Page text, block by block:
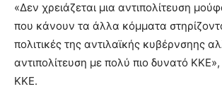
«Δεν χρειάζεται μια αντιπολίτευση
που κάνουν τα άλλα κόμματα
πολιτικές της αντιλαϊκής κυβέρνσηης
αντιπολίτευση με πολύ πιο δυνατό ΚΚΕ»,
ΚΚΕ.